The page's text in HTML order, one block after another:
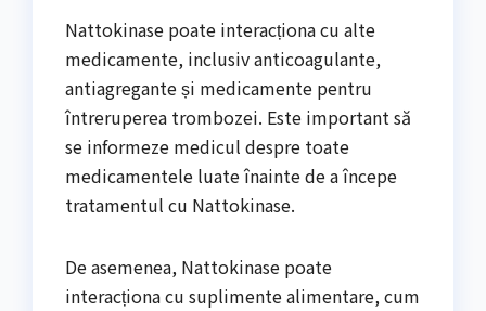
Nattokinase poate interacționa cu alte
medicamente, inclusiv anticoagulante,
antiagregante și medicamente pentru
întreruperea trombozei. Este important să
se informeze medicul despre toate
medicamentele luate înainte de a începe
tratamentul cu Nattokinase.
De asemenea, Nattokinase poate
interacționa cu suplimente alimentare, cum